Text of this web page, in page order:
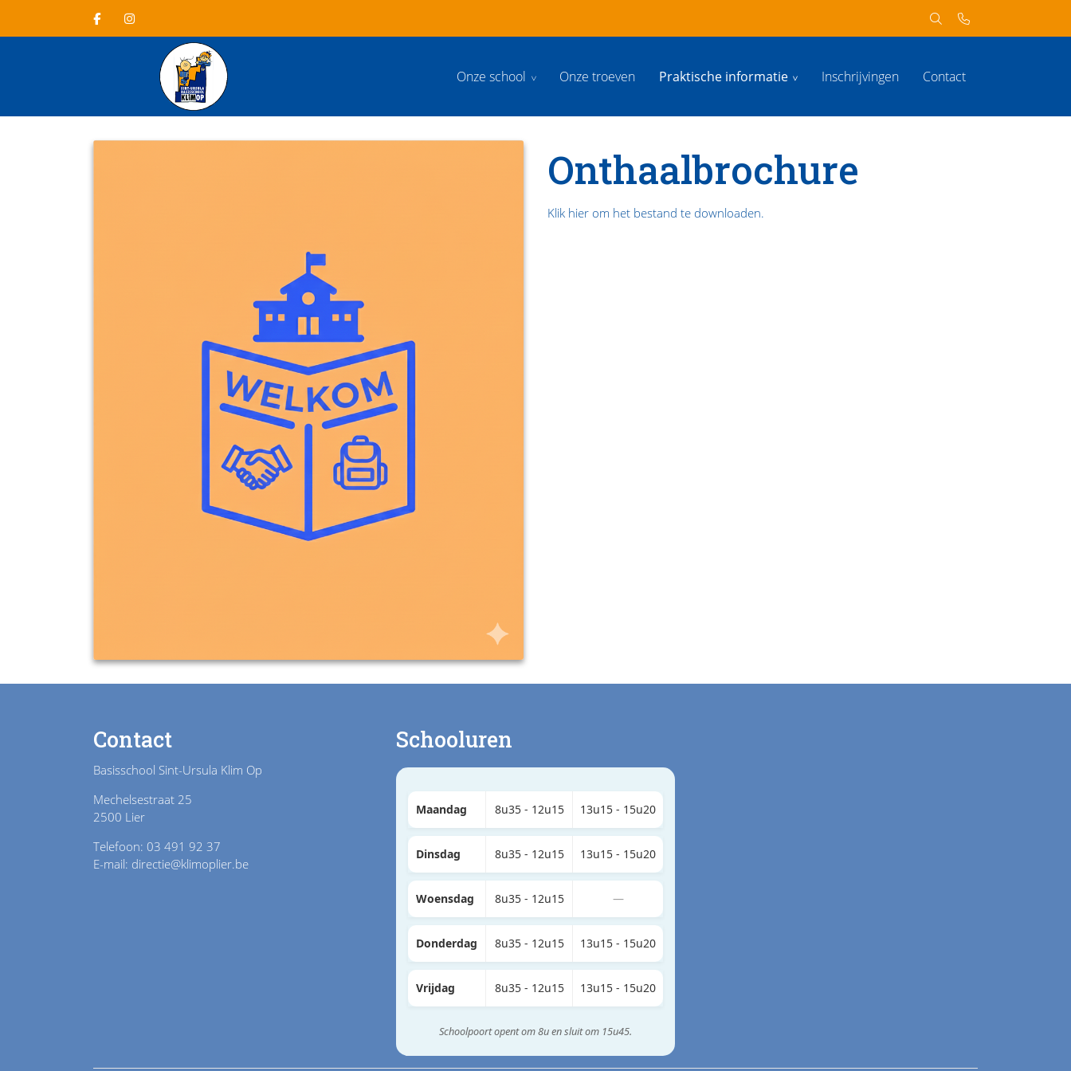
Onze school Onze troeven Praktische informatie Inschrijvingen Contact
Onthaalbrochure
Klik hier om het bestand te downloaden.
Contact
Basisschool Sint-Ursula Klim Op
Mechelsestraat 25
2500 Lier
Telefoon: 03 491 92 37
E-mail: directie@klimoplier.be
Schooluren
Maandag 8u35 - 12u15 13u15 - 15u20
Dinsdag 8u35 - 12u15 13u15 - 15u20
Woensdag 8u35 - 12u15 —
Donderdag 8u35 - 12u15 13u15 - 15u20
Vrijdag 8u35 - 12u15 13u15 - 15u20
Schoolpoort opent om 8u en sluit om 15u45.